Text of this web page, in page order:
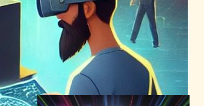
Appleの「Vision Pro」登
場、XR業界に波紋を投じる
VR/ARニュース
テクノロジーとエンタメニュース
Apple Vision Pro
2024年2月6日17:56